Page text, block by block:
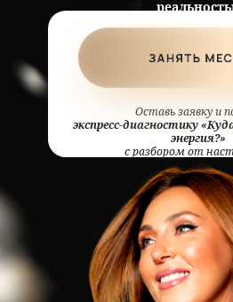
Оставь заявку и
экспресс-диагностику
энергия?»
с разбором от